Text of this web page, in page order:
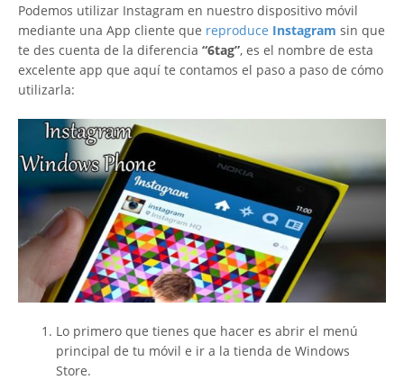
Podemos utilizar Instagram en nuestro dispositivo móvil
mediante una App cliente que reproduce Instagram sin que
te des cuenta de la diferencia “6tag”, es el nombre de esta
excelente app que aquí te contamos el paso a paso de cómo
utilizarla:
Lo primero que tienes que hacer es abrir el menú
principal de tu móvil e ir a la tienda de Windows
Store.